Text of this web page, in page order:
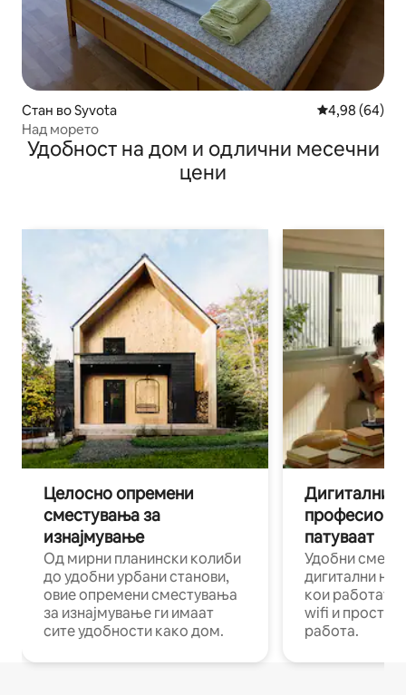
Стан во Syvota Просечна
4,98 (64)
Над морето
Удобност на дом и одлични месечни
цени
Целосно опремени
сместувања за
изнајмување
Од мирни планински колиби
до удобни урбани станови,
овие опремени сместувања
за изнајмување ги имаат
сите удобности како дом.
Дигитални
патуваат
Удобни
дигитални
кои работат
wifi и
работа.